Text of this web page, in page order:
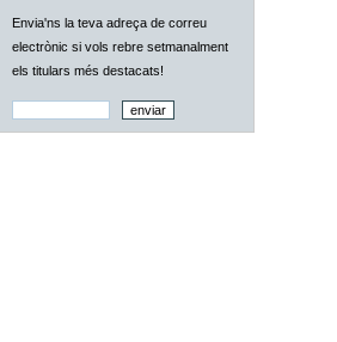
Envia'ns la teva adreça de correu
electrònic si vols rebre setmanalment
els titulars més destacats!